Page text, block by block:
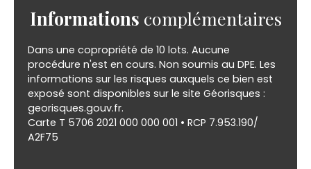
Informations complémentaires
Dans une copropriété de 10 lots. Aucune
procédure n'est en cours. Non soumis au DPE. Les
informations sur les risques auxquels ce bien est
exposé sont disponibles sur le site Géorisques :
georisques.gouv.fr.
Carte T 5706 2021 000 000 001 • RCP 7.953.190/
A2F75